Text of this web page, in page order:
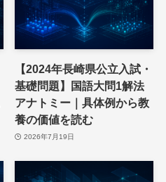
【2024年長崎県公立入試・
基礎問題】国語大問1解法
アナトミー｜具体例から教
養の価値を読む
2026年7月19日